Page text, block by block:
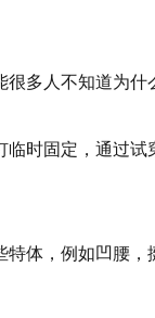
多人不知道为什
时固定，通过
体，例如凹腰